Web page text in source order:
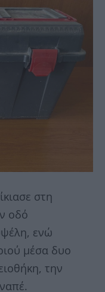
στη
οδό
ενώ
μέσα δυο
την